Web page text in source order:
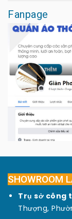
Fanpage
SHOWROOM
Trụ sở công
Thượng,